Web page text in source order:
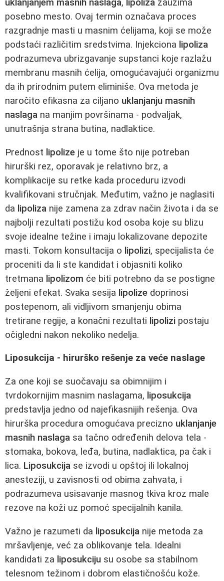
uklanjanjem masnih naslaga, lipoliza zauzima
posebno mesto. Ovaj termin označava proces
razgradnje masti u masnim ćelijama, koji se može
podstaći različitim sredstvima. Injekciona lipoliza
podrazumeva ubrizgavanje supstanci koje razlažu
membranu masnih ćelija, omogućavajući organizmu
da ih prirodnim putem eliminiše. Ova metoda je
naročito efikasna za ciljano uklanjanju masnih
naslaga na manjim površinama - podvaljak,
unutrašnja strana butina, nadlaktice.
Prednost lipolize je u tome što nije potreban
hirurški rez, oporavak je relativno brz, a
komplikacije su retke kada proceduru izvodi
kvalifikovani stručnjak. Međutim, važno je naglasiti
da lipoliza nije zamena za zdrav način života i da se
najbolji rezultati postižu kod osoba koje su blizu
svoje idealne težine i imaju lokalizovane depozite
masti. Tokom konsultacija o lipolizi, specijalista će
proceniti da li ste kandidat i objasniti koliko
tretmana lipolizom će biti potrebno da se postigne
željeni efekat. Svaka sesija lipolize doprinosi
postepenom, ali vidljivom smanjenju obima
tretirane regije, a konačni rezultati lipolizi postaju
očigledni nakon nekoliko nedelja.
Liposukcija - hirurško rešenje za veće naslage
Za one koji se suočavaju sa obimnijim i
tvrdokornijim masnim naslagama, liposukcija
predstavlja jedno od najefikasnijih rešenja. Ova
hirurška procedura omogućava precizno uklanjanje
masnih naslaga sa tačno određenih delova tela -
stomaka, bokova, leđa, butina, nadlaktica, pa čak i
lica. Liposukcija se izvodi u opštoj ili lokalnoj
anesteziji, u zavisnosti od obima zahvata, i
podrazumeva usisavanje masnog tkiva kroz male
rezove na koži uz pomoć specijalnih kanila.
Važno je razumeti da liposukcija nije metoda za
mršavljenje, već za oblikovanje tela. Idealni
kandidati za liposukciju su osobe sa stabilnom
telesnom težinom i dobrom elastičnošću kože.